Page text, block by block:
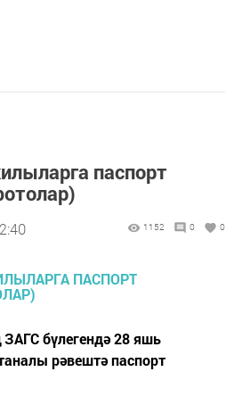
паспорт
1152 0 0
бүлегендә 28 яшь
рәвештә паспорт